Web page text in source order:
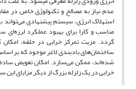
عدم نیاز به مصالح و تکنولوژی خاص در
استهلاک انرژی، سیستم پیشنهادی
مناسب و کارا برای بهبود عملکرد
گردد. مزیت تمرکز خرابی در حلقه، امکان
ساختمان‌های بادبندی لاغر موجود که بر
شده‌اند، ممکن می‌سازد. امکان تعویض
خرابی در یک زلزله بزرگ از دیگر مزایای